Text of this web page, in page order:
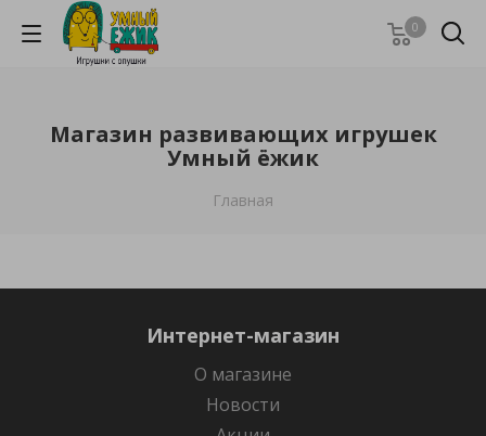
0
Магазин развивающих игрушек
Умный ёжик
Главная
Интернет-магазин
О магазине
Новости